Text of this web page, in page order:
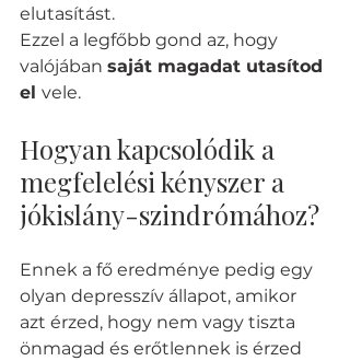
elutasítást.
Ezzel a legfőbb gond az, hogy
valójában saját magadat utasítod
el vele.
Hogyan kapcsolódik a
megfelelési kényszer a
jókislány-szindrómához?
Ennek a fő eredménye pedig egy
olyan depresszív állapot, amikor
azt érzed, hogy nem vagy tiszta
önmagad és erőtlennek is érzed